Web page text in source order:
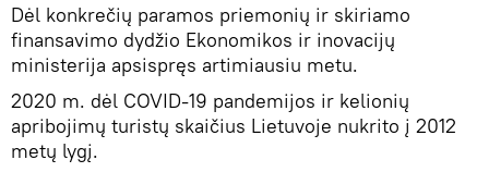
Dėl konkrečių paramos priemonių ir skiriamo
finansavimo dydžio Ekonomikos ir inovacijų
ministerija apsispręs artimiausiu metu.
2020 m. dėl COVID-19 pandemijos ir kelionių
apribojimų turistų skaičius Lietuvoje nukrito į 2012
metų lygį.